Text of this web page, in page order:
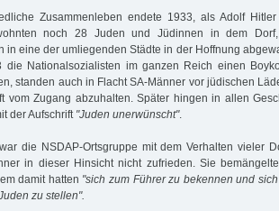
Zusammenleben endete 1933, als Adolf
noch 28 Juden und Jüdinnen in dem
in eine der umliegenden Städte in der Hoffnung
die Nationalsozialisten im ganzen Reich einen
standen auch in Flacht SA-Männer vor jüdischen
vom Zugang abzuhalten. Später hingen in allen
der Aufschrift "Juden unerwünscht".
die NSDAP-Ortsgruppe mit dem Verhalten vieler
in dieser Hinsicht nicht zufrieden. Sie
damit hatten "sich zum Führer zu bekennen und
zu stellen".